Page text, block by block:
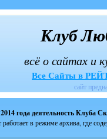
Клуб
всё о сайтах и
Все Сайты в
сайт
года деятельность Клуба
работает в режиме архива, где